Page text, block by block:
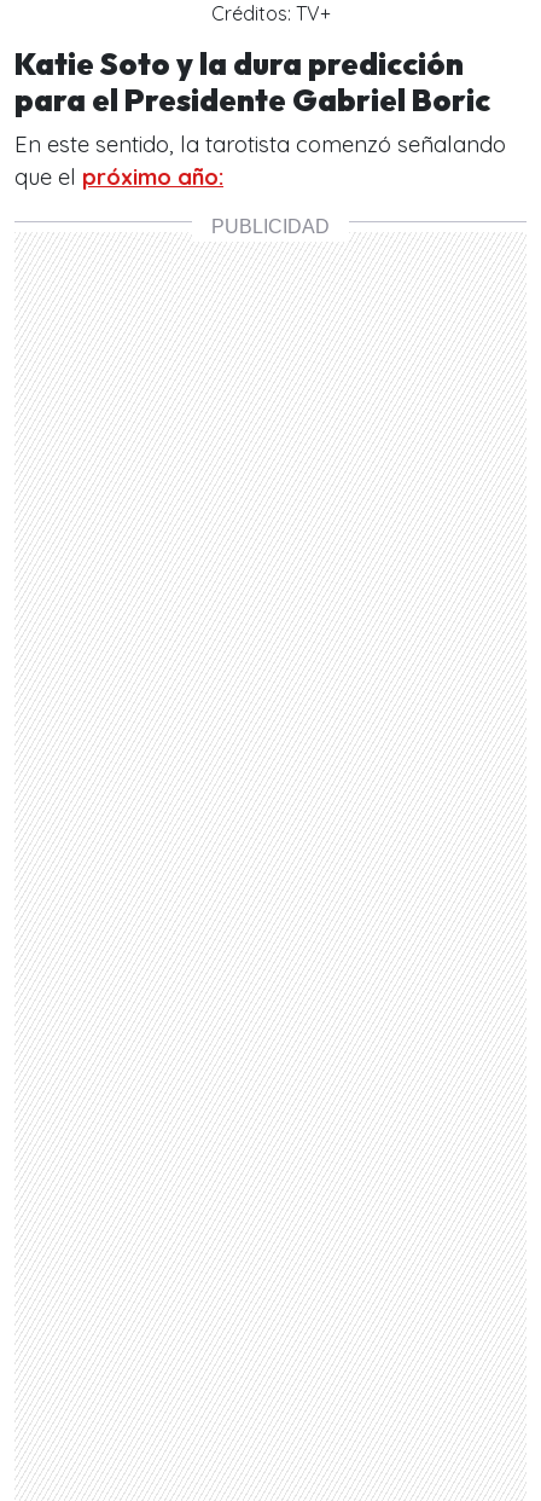
Créditos: TV+
Katie Soto y la dura predicción
para el Presidente Gabriel Boric
En este sentido, la tarotista comenzó señalando
que el próximo año: